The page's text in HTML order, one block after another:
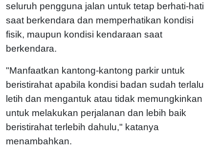
seluruh pengguna jalan untuk tetap berhati-hati
saat berkendara dan memperhatikan kondisi
fisik, maupun kondisi kendaraan saat
berkendara.
"Manfaatkan kantong-kantong parkir untuk
beristirahat apabila kondisi badan sudah terlalu
letih dan mengantuk atau tidak memungkinkan
untuk melakukan perjalanan dan lebih baik
beristirahat terlebih dahulu," katanya
menambahkan.